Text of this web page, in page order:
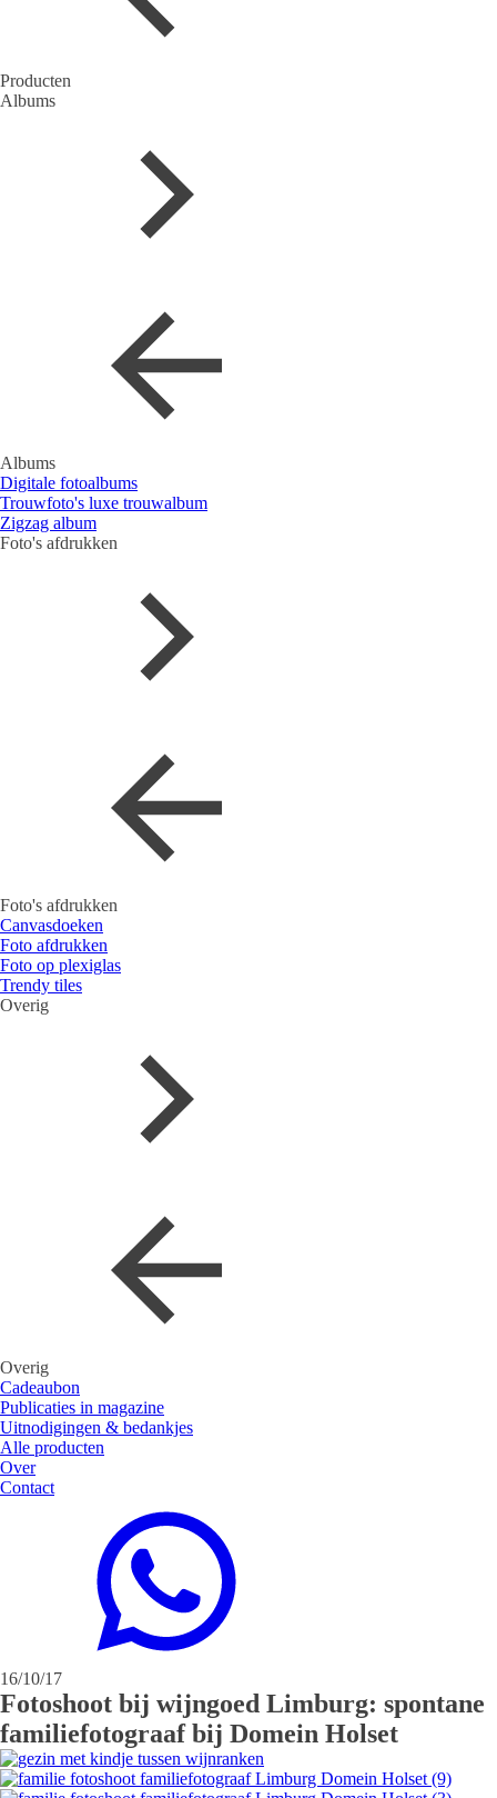
Producten
Albums
Albums
Digitale fotoalbums
Trouwfoto's luxe trouwalbum
Zigzag album
Foto's afdrukken
Foto's afdrukken
Canvasdoeken
Foto afdrukken
Foto op plexiglas
Trendy tiles
Overig
Overig
Cadeaubon
Publicaties in magazine
Uitnodigingen & bedankjes
Alle producten
Over
Contact
16/10/17
Fotoshoot bij wijngoed Limburg: spontane
familiefotograaf bij Domein Holset